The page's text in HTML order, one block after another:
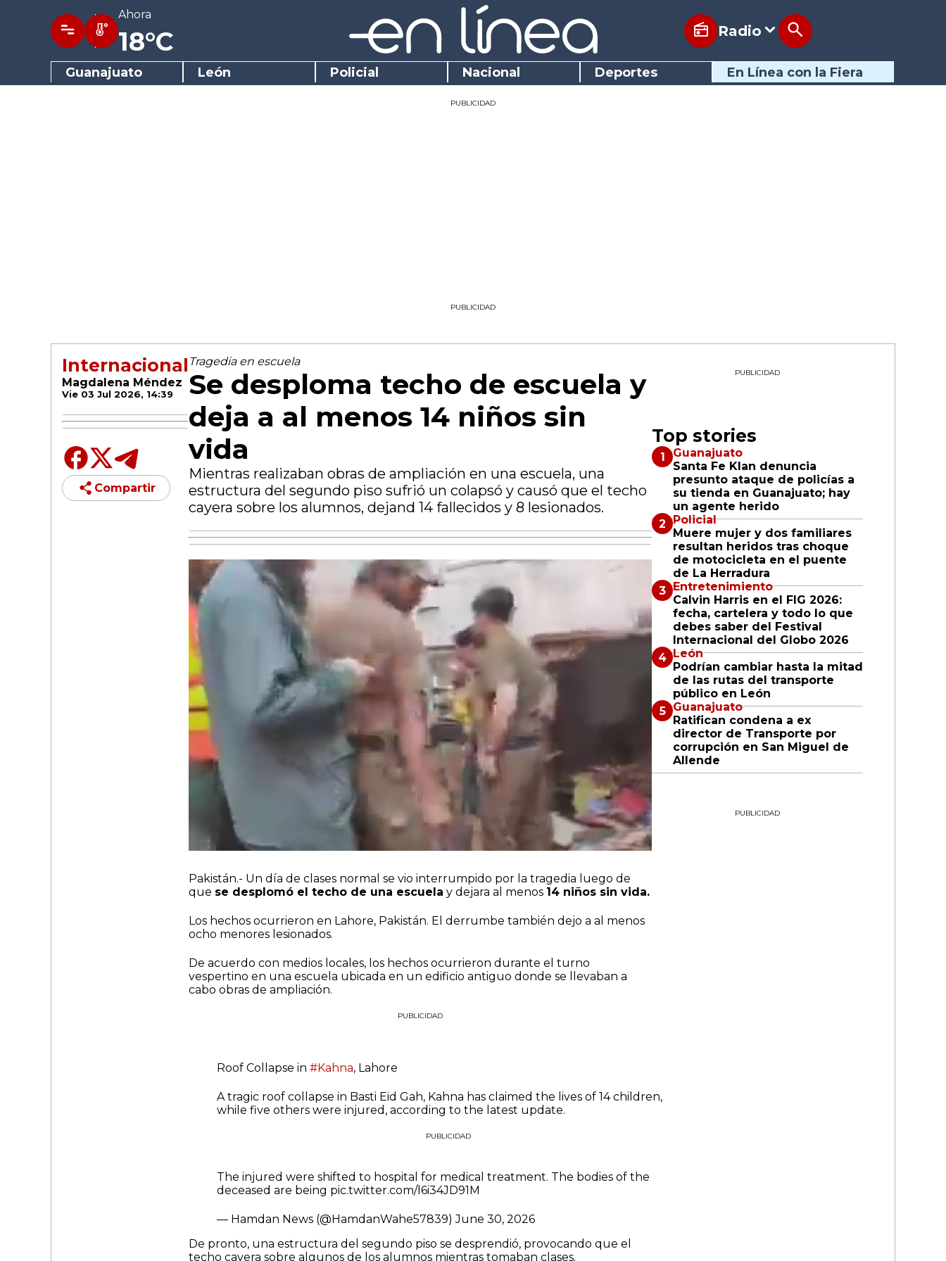
Ahora
18°C Radio
Guanajuato León Policial Nacional Deportes En Línea con la Fiera
PUBLICIDAD
PUBLICIDAD
Internacional
Magdalena Méndez
Vie 03 Jul 2026, 14:39
Compartir
Tragedia en escuela
Se desploma techo de escuela y
deja a al menos 14 niños sin
vida
Mientras realizaban obras de ampliación en una escuela, una
estructura del segundo piso sufrió un colapsó y causó que el techo
cayera sobre los alumnos, dejand 14 fallecidos y 8 lesionados.
Pakistán.- Un día de clases normal se vio interrumpido por la tragedia luego de
que se desplomó el techo de una escuela y dejara al menos 14 niños sin vida.
Los hechos ocurrieron en Lahore, Pakistán. El derrumbe también dejo a al menos
ocho menores lesionados.
De acuerdo con medios locales, los hechos ocurrieron durante el turno
vespertino en una escuela ubicada en un edificio antiguo donde se llevaban a
cabo obras de ampliación.
PUBLICIDAD
Roof Collapse in #Kahna, Lahore
A tragic roof collapse in Basti Eid Gah, Kahna has claimed the lives of 14 children,
while five others were injured, according to the latest update.
PUBLICIDAD
The injured were shifted to hospital for medical treatment. The bodies of the
deceased are being pic.twitter.com/l6i34JD91M
— Hamdan News (@HamdanWahe57839)June 30, 2026
De pronto, una estructura del segundo piso se desprendió, provocando que el
techo cayera sobre algunos de los alumnos mientras tomaban clases.
PUBLICIDAD
Top stories
Guanajuato
Santa Fe Klan denuncia
presunto ataque de policías a
su tienda en Guanajuato; hay
un agente herido
Policial
Muere mujer y dos familiares
resultan heridos tras choque
de motocicleta en el puente
de La Herradura
Entretenimiento
Calvin Harris en el FIG 2026:
fecha, cartelera y todo lo que
debes saber del Festival
Internacional del Globo 2026
León
Podrían cambiar hasta la mitad
de las rutas del transporte
público en León
Guanajuato
Ratifican condena a ex
director de Transporte por
corrupción en San Miguel de
Allende
PUBLICIDAD